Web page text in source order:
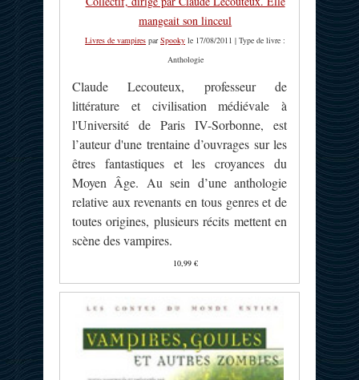
mangeait son linceul
Livres de vampires parSpooky le 17/08/2011 | Type de livre :
Anthologie
Claude Lecouteux, professeur de
littérature et civilisation médiévale à
l'Université de Paris IV-Sorbonne, est
l’auteur d'une trentaine d’ouvrages sur les
êtres fantastiques et les croyances du
Moyen Âge. Au sein d’une anthologie
relative aux revenants en tous genres et de
toutes origines, plusieurs récits mettent en
scène des vampires.
10,99 €